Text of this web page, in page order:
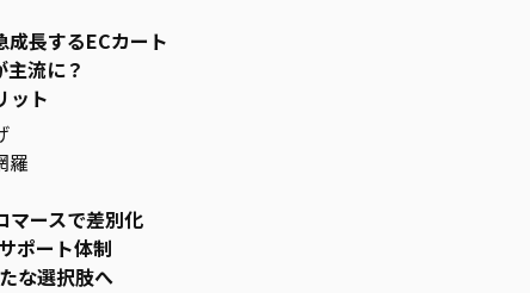
長するECカート
流に？
ット
羅
マースで差別化
ポート体制
な選択肢へ